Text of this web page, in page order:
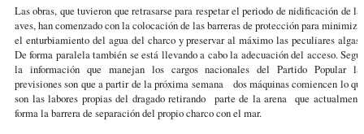
Las obras, que tuvieron que retrasarse para respetar el periodo de nidificación de
aves, han comenzado con la colocación de las barreras de protección para
el enturbiamiento del agua del charco y preservar al máximo las peculiares
De forma paralela también se está llevando a cabo la adecuación del acceso.
la información que manejan los cargos nacionales del Partido Popular
previsiones son que a partir de la próxima semana dos máquinas comiencen lo
son las labores propias del dragado retirando parte de la arena que
forma la barrera de separación del propio charco con el mar.